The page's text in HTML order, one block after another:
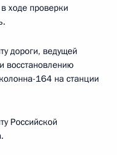
ходе проверки
дороги, ведущей
восстановлению
164 на станции
Российской